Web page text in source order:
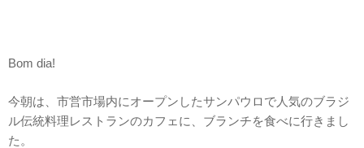
Bom dia!
今朝は、市営市場内にオープンしたサンパウロで人気のブラジ
ル伝統料理レストランのカフェに、ブランチを食べに行きまし
た。